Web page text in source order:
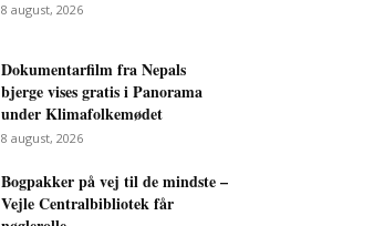
8 august, 2026
Dokumentarfilm fra Nepals
bjerge vises gratis i Panorama
under Klimafolkemødet
8 august, 2026
Bogpakker på vej til de mindste –
Vejle Centralbibliotek får